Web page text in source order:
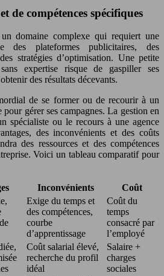
de compétences spécifiques
domaine complexe qui requiert une
des plateformes publicitaires, des
stratégies d’optimisation. Une petite
expertise risque de gaspiller ses
des résultats décevants.
de se former ou de recourir à un
pour gérer ses campagnes. La gestion en
spécialiste ou le recours à une agence
des inconvénients et des coûts
des ressources et des compétences
Voici un tableau comparatif pour
Inconvénients Coût
Exige du temps et
des compétences,
courbe
d’apprentissage
Coût du
temps
consacré par
l’employé
Coût salarial élevé,
recherche du profil
idéal
Salaire +
charges
sociales